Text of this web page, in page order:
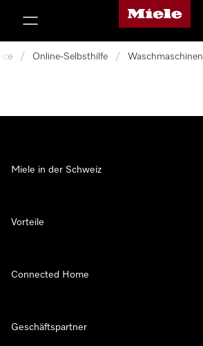
Miele-Homepage
/ Online-Selbsthilfe / Waschmaschinen
Miele in der Schweiz
Vorteile
Connected Home
Geschäftspartner